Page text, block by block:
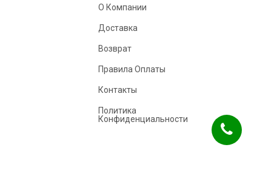
О Компании
Доставка
Возврат
Правила Оплаты
Контакты
Политика
Конфиденциальности